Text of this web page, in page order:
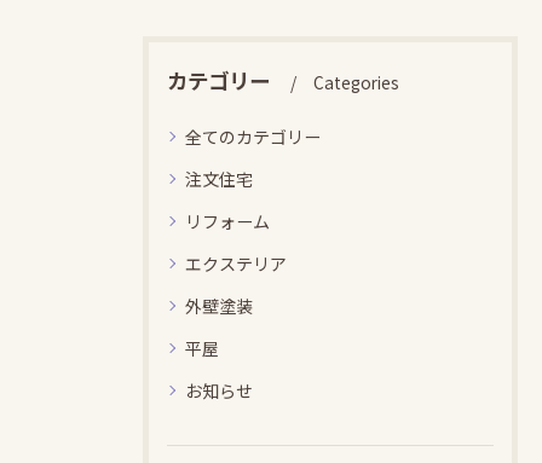
カテゴリー Categories
全てのカテゴリー
注文住宅
リフォーム
エクステリア
外壁塗装
平屋
お知らせ